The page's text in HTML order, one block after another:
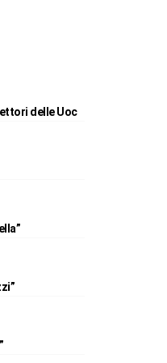
delle Uoc